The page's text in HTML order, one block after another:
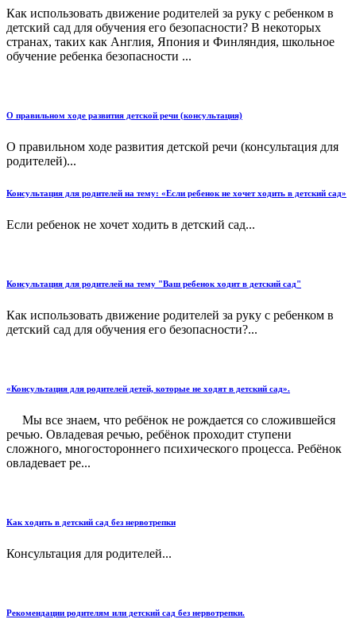
Как использовать движение родителей за руку с ребенком в
детский сад для обучения его безопасности? В некоторых
странах, таких как Англия, Япония и Финляндия, школьное
обучение ребенка безопасности ...
О правильном ходе развития детской речи (консультация)
О правильном ходе развития детской речи (консультация для
родителей)...
Консультация для родителей на тему: «Если ребенок не хочет ходить в детский сад»
Если ребенок не хочет ходить в детский сад...
Консультация для родителей на тему "Ваш ребенок ходит в детский сад"
Как использовать движение родителей за руку с ребенком в
детский сад для обучения его безопасности?...
«Консультация для родителей детей, которые не ходят в детский сад».
Мы все знаем, что ребёнок не рождается со сложившейся
речью. Овладевая речью, ребёнок проходит ступени
сложного, многостороннего психического процесса. Ребёнок
овладевает ре...
Как ходить в детский сад без нервотрепки
Консультация для родителей...
Рекомендации родителям или детский сад без нервотрепки.